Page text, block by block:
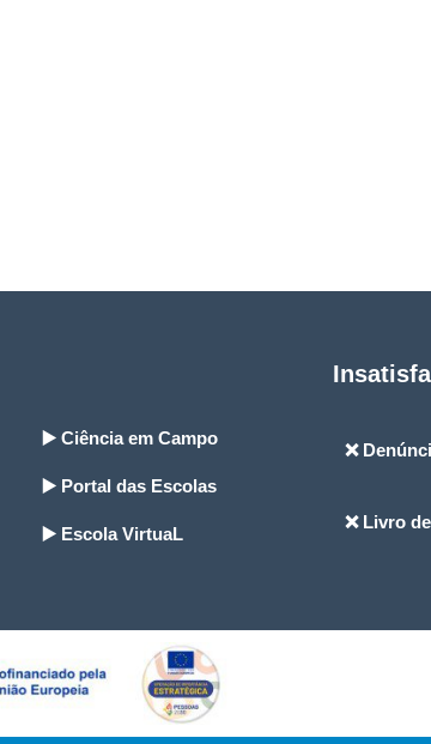
▶️ Ciência em Campo
▶️ Portal das Escolas
▶️ Escola VirtuaL
❌
❌ Livro